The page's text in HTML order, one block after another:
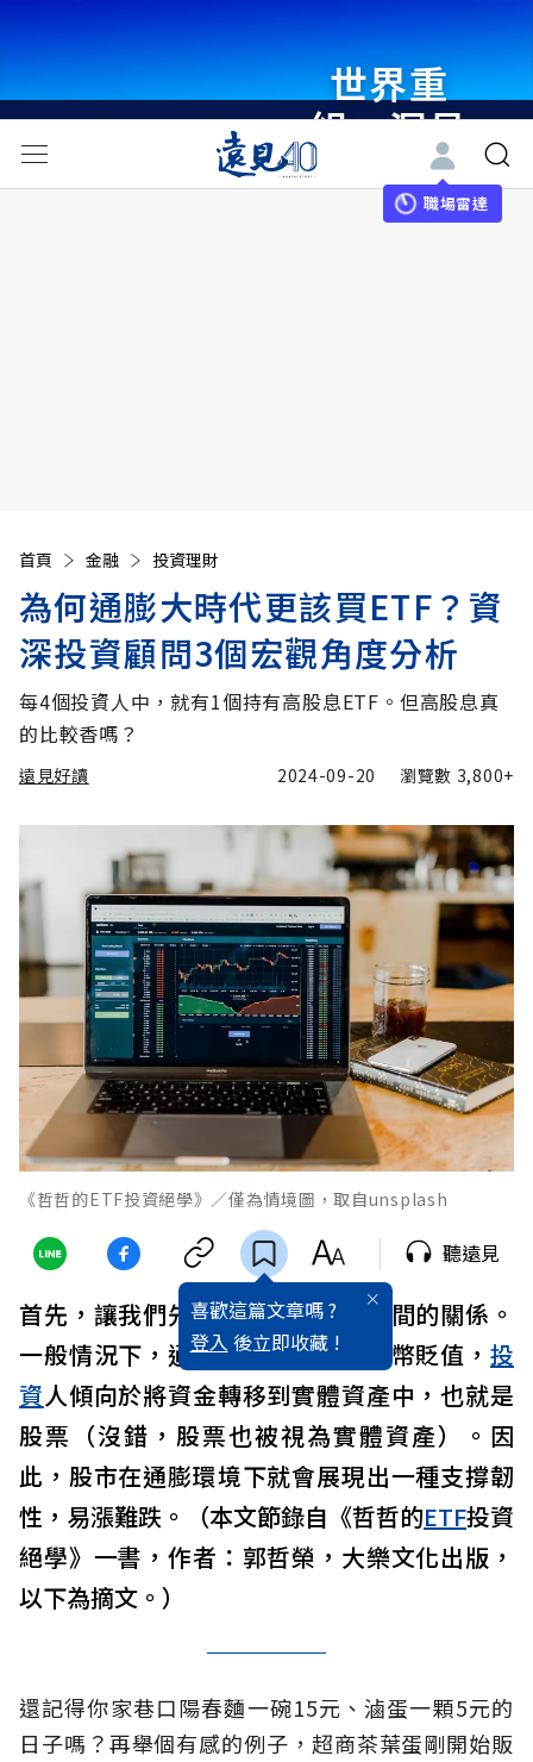
世界重
組・洞見
未來 與
世界領袖
職場雷達
首頁 金融 投資理財
為何通膨大時代更該買ETF？資
深投資顧問3個宏觀角度分析
每4個投資人中，就有1個持有高股息ETF。但高股息真
的比較香嗎？
遠見好讀 2024-09-20 瀏覽數 3,800+
《哲哲的ETF投資絕學》／僅為情境圖，取自unsplash
喜歡這篇文章嗎 ?
登入 後立即收藏 !
聽遠見
首先，讓我們先了解通膨與股市之間的關係。
一般情況下，通膨的上升會導致貨幣貶值， 投
資人傾向於將資金轉移到實體資產中，也就是
股票（沒錯，股票也被視為實體資產）。因
此，股市在通膨環境下就會展現出一種支撐韌
性，易漲難跌。（本文節錄自《哲哲的ETF投資
絕學》一書，作者：郭哲榮，大樂文化出版，
以下為摘文。）
還記得你家巷口陽春麵一碗15元、滷蛋一顆5元的
日子嗎？再舉個有感的例子，超商茶葉蛋剛開始販